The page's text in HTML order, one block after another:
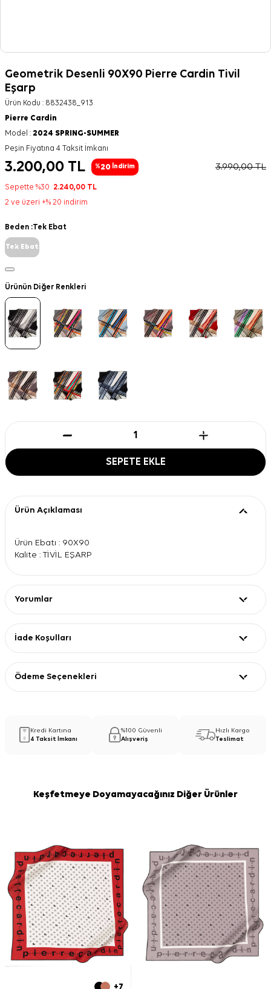
Geometrik Desenli 90X90 Pierre Cardin Tivil
Eşarp
Ürün Kodu : 8832438_913
Pierre Cardin
Model : 2024 SPRING-SUMMER
Peşin Fiyatına 4 Taksit İmkanı
3.200,00 TL %20 İndirim 3.990,00TL
Sepette %30 2.240,00 TL
2 ve üzeri +% 20 indirim
Beden :Tek Ebat
Tek Ebat
Ürünün Diğer Renkleri
SEPETE EKLE
Ürün Açıklaması
Ürün Ebatı : 90X90
Kalite : TİVİL EŞARP
Yorumlar
İade Koşulları
Ödeme Seçenekleri
Kredi Kartına
4 Taksit İmkanı
%100 Güvenli
Alışveriş
Hızlı Kargo
Teslimat
Keşfetmeye Doyamayacağınız Diğer Ürünler
+7